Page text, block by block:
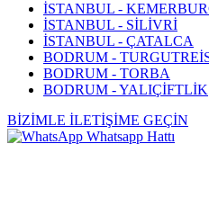
İSTANBUL -
İSTANBUL - SİLİVRİ
İSTANBUL - ÇATALCA
BODRUM -
BODRUM - TORBA
BODRUM - YALIÇİFTLİK
BİZİMLE İLETİŞİME GEÇİN
Whatsapp Hattı